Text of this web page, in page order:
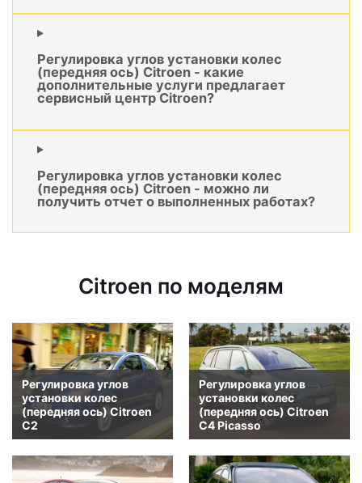
Регулировка углов установки колес
(передняя ось) Citroen - какие
дополнительные услуги предлагает
сервисный центр Citroen?
Регулировка углов установки колес
(передняя ось) Citroen - можно ли
получить отчет о выполненных работах?
Citroen по моделям
Регулировка углов
установки колес
(передняя ось) Citroen
C2
Регулировка углов
установки колес
(передняя ось) Citroen
C4 Picasso